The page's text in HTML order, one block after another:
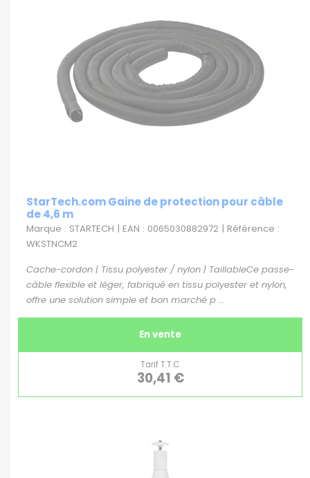
StarTech.com Gaine de protection pour câble
de 4,6 m
Marque : STARTECH | EAN : 0065030882972 | Référence :
WKSTNCM2
Cache-cordon | Tissu polyester / nylon | TaillableCe passe-
câble flexible et léger, fabriqué en tissu polyester et nylon,
offre une solution simple et bon marché p ...
En vente
Tarif T.T.C.
30,41 €